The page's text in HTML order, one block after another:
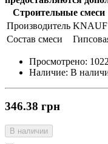
Строительные смеси
Производитель KNAUF
Состав смеси
Просмотрено:
Наличие: В
346.38 грн
В наличии